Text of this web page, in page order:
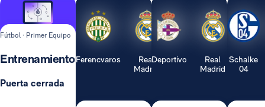
Fútbol · Primer Equipo
Entrenamiento
Puerta cerrada
Ferencvaros
Real
Madrid
Deportivo
Real
Madrid
Schalke
04